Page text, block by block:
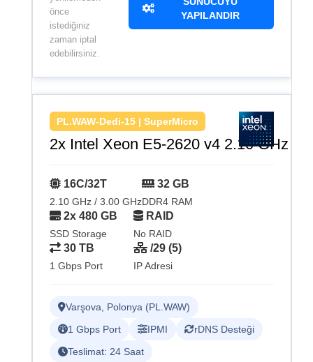
önce
istediğiniz
zaman iptal
edebilirsiniz.
YAPILANDIR
PL.WAW-Dedi-15 | SuperMicro
2x Intel Xeon E5-2620 v4 2.10 GHz
16C/32T
2.10 GHz / 3.00 GHz
32 GB
DDR4 RAM
2x 480 GB
SSD Storage
RAID
No RAID
30 TB
1 Gbps Port
/29 (5)
IP Adresi
Varşova, Polonya (PL.WAW)
1 Gbps Port
IPMI
rDNS Desteği
Teslimat: 24 Saat